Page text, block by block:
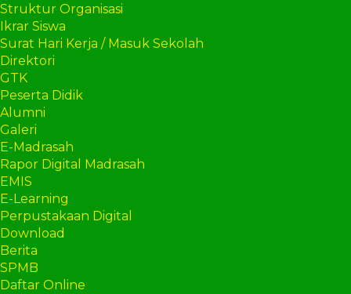
Struktur Organisasi
Ikrar Siswa
Surat Hari Kerja / Masuk Sekolah
Direktori
GTK
Peserta Didik
Alumni
Galeri
E-Madrasah
Rapor Digital Madrasah
EMIS
E-Learning
Perpustakaan Digital
Download
Berita
SPMB
Daftar Online